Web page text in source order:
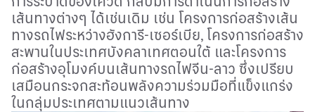
เส้นทางต่างๆ ได้เช่นเดิม เช่น โครงการก่อสร้างเส้น
ทางรถไฟระหว่างฮังการี-เซอร์เบีย, โครงการก่อสร้าง
สะพานในประเทศบังคลาเทศตอนใต้ และโครงการ
ก่อสร้างอุโมงค์บนเส้นทางรถไฟจีน-ลาว ซึ่งเปรียบ
เสมือนกระจกสะท้อนพลังความร่วมมือที่แข็งแกร่ง
ในกลุ่มประเทศตามแนวเส้นทาง